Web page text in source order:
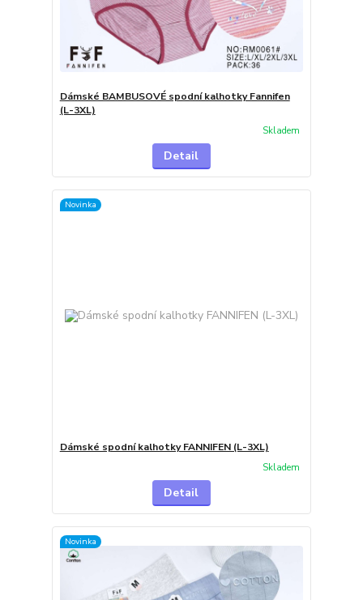
Dámské BAMBUSOVÉ spodní kalhotky Fannifen
(L-3XL)
Skladem
Detail
Novinka
Dámské spodní kalhotky FANNIFEN (L-3XL)
Skladem
Detail
Novinka